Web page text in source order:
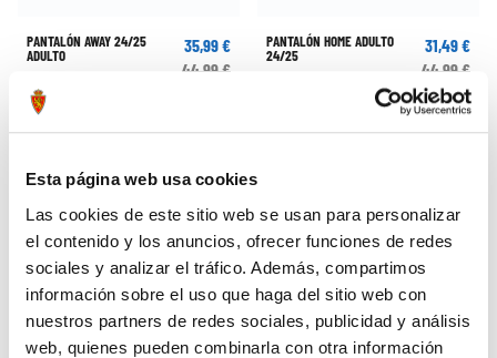
Esta página web usa cookies
Las cookies de este sitio web se usan para personalizar
el contenido y los anuncios, ofrecer funciones de redes
sociales y analizar el tráfico. Además, compartimos
información sobre el uso que haga del sitio web con
nuestros partners de redes sociales, publicidad y análisis
web, quienes pueden combinarla con otra información
PANTALÓN AWAY 24/25
ADULTO
35,99 €
44,99 €
PANTALÓN HOME ADULTO
24/25
31,49 €
44,99 €